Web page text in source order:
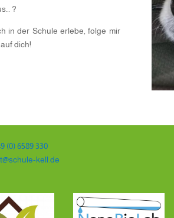
?
in der Schule erlebe, folge mir
dich!
(0) 6589 330
kell.de